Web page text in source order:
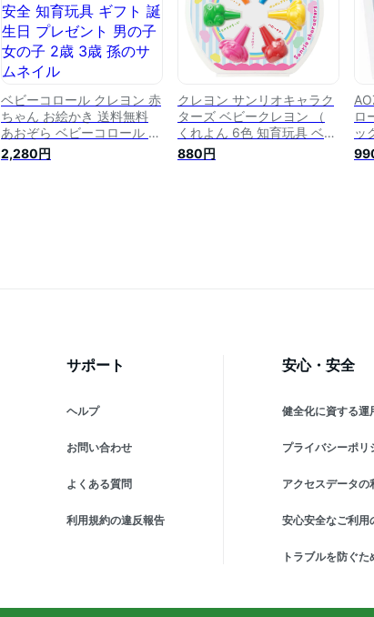
ベビーコロール クレヨン 赤
ちゃん お絵かき 送料無料
あおぞら ベビーコロール 12
色セット 安全 知育玩具 ギ
フト 誕生日 プレゼント 男
2,280円
クレヨン サンリオキャラク
ターズ ベビークレヨン （
くれよん 6色 知育玩具 ベビ
ーくれよん 赤ちゃん ベビー
プレゼント ギフト 知育 は
880円
ロ
ッ
ン
の
サポート
ヘルプ
お問い合わせ
よくある質問
利用規約の違反報告
安心・安全
健全化に資する運
プライバシーポリ
アクセスデータの
安心安全なご利用
トラブルを防ぐた